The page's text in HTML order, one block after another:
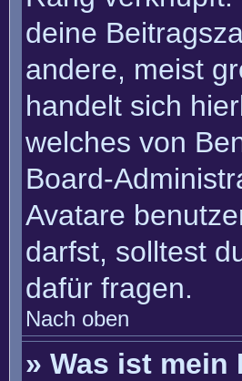
deine
andere, meist
handelt sich
welches von
Board-
Avatare
darfst, solltest
dafür fragen.
Nach oben
» Was ist